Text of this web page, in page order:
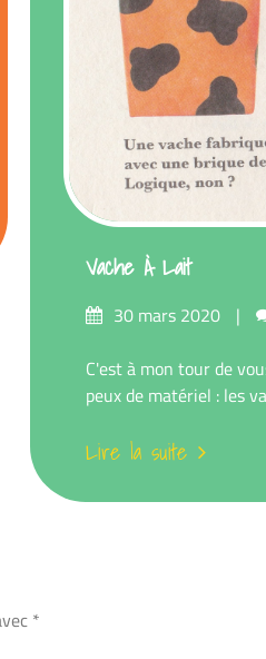
Vache À Lait
Posté30 mars 2020
C'est à mon tour de
peux de matériel : les
Lire la suite
*